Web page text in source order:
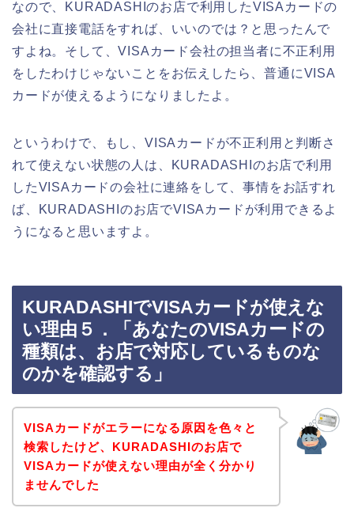
なので、KURADASHIのお店で利用したVISAカードの
会社に直接電話をすれば、いいのでは？と思ったんで
すよね。そして、VISAカード会社の担当者に不正利用
をしたわけじゃないことをお伝えしたら、普通にVISA
カードが使えるようになりましたよ。
というわけで、もし、VISAカードが不正利用と判断さ
れて使えない状態の人は、KURADASHIのお店で利用
したVISAカードの会社に連絡をして、事情をお話すれ
ば、KURADASHIのお店でVISAカードが利用できるよ
うになると思いますよ。
KURADASHIでVISAカードが使えな
い理由５．「あなたのVISAカードの
種類は、お店で対応しているものな
のかを確認する」
VISAカードがエラーになる原因を色々と
検索したけど、KURADASHIのお店で
VISAカードが使えない理由が全く分かり
ませんでした